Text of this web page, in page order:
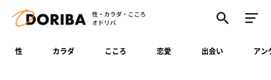
性 カラダ こころ 恋愛 出会い アン